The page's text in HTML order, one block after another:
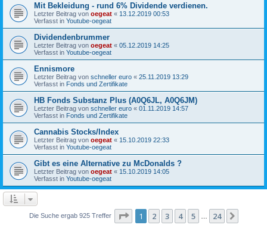
Mit Bekleidung - rund 6% Dividende verdienen.
Letzter Beitrag von oegeat « 13.12.2019 00:53
Verfasst in Youtube-oegeat
Dividendenbrummer
Letzter Beitrag von oegeat « 05.12.2019 14:25
Verfasst in Youtube-oegeat
Ennismore
Letzter Beitrag von schneller euro « 25.11.2019 13:29
Verfasst in Fonds und Zertifikate
HB Fonds Substanz Plus (A0Q6JL, A0Q6JM)
Letzter Beitrag von schneller euro « 01.11.2019 14:57
Verfasst in Fonds und Zertifikate
Cannabis Stocks/Index
Letzter Beitrag von oegeat « 15.10.2019 22:33
Verfasst in Youtube-oegeat
Gibt es eine Alternative zu McDonalds ?
Letzter Beitrag von oegeat « 15.10.2019 14:05
Verfasst in Youtube-oegeat
Die Suche ergab 925 Treffer Seite 1von 24
1 2 3 4 5 24